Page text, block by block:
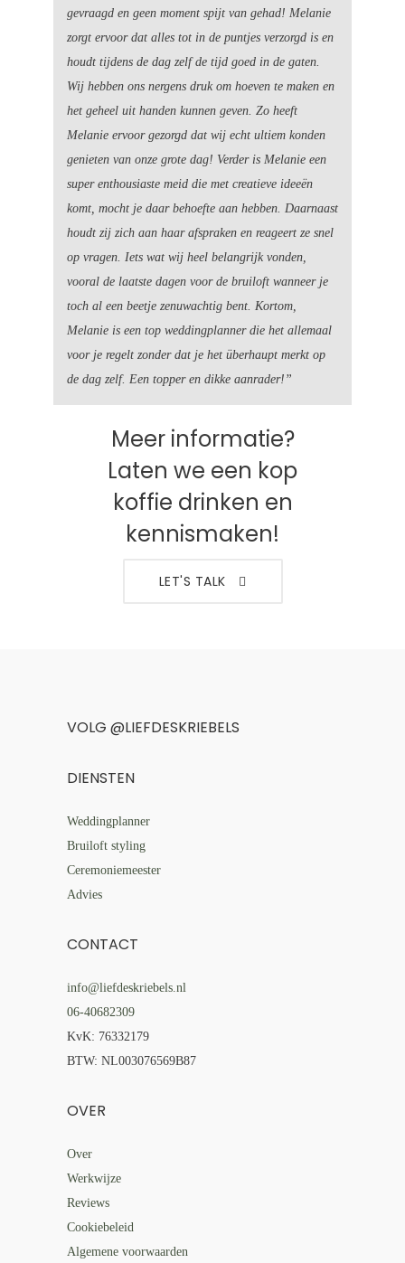
gevraagd en geen moment spijt van gehad! Melanie
zorgt ervoor dat alles tot in de puntjes verzorgd is en
houdt tijdens de dag zelf de tijd goed in de gaten.
Wij hebben ons nergens druk om hoeven te maken en
het geheel uit handen kunnen geven. Zo heeft
Melanie ervoor gezorgd dat wij echt ultiem konden
genieten van onze grote dag! Verder is Melanie een
super enthousiaste meid die met creatieve ideeën
komt, mocht je daar behoefte aan hebben. Daarnaast
houdt zij zich aan haar afspraken en reageert ze snel
op vragen. Iets wat wij heel belangrijk vonden,
vooral de laatste dagen voor de bruiloft wanneer je
toch al een beetje zenuwachtig bent. Kortom,
Melanie is een top weddingplanner die het allemaal
voor je regelt zonder dat je het überhaupt merkt op
de dag zelf. Een topper en dikke aanrader!”
Meer informatie?
Laten we een kop
koffie drinken en
kennismaken!
LET'S TALK
VOLG @LIEFDESKRIEBELS
DIENSTEN
Weddingplanner
Bruiloft styling
Ceremoniemeester
Advies
CONTACT
info@liefdeskriebels.nl
06-40682309
KvK: 76332179
BTW: NL003076569B87
OVER
Over
Werkwijze
Reviews
Cookiebeleid
Algemene voorwaarden